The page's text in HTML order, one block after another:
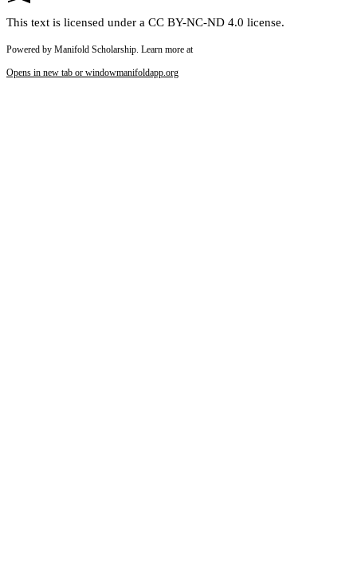
This text is licensed under a CC BY-NC-ND 4.0 license.
Powered by Manifold Scholarship. Learn more at
Opens in new tab or windowmanifoldapp.org